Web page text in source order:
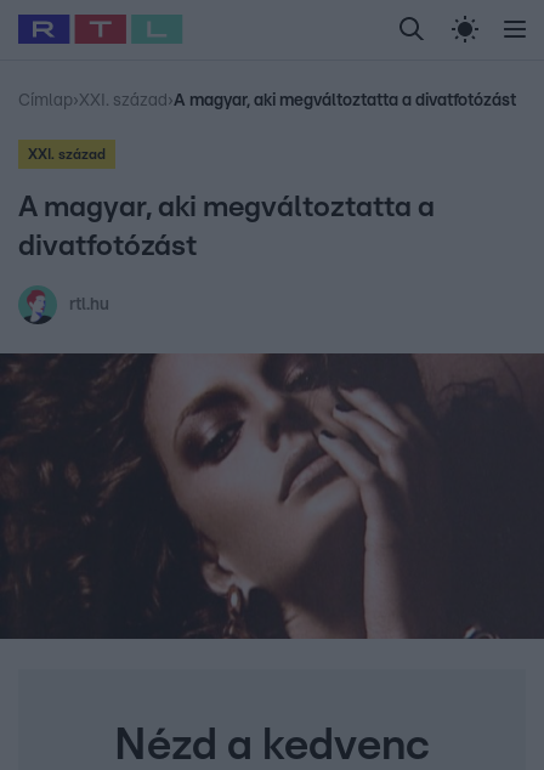
Legfrissebb RTL Híradó Randi Celeb vagyok,
Babits Marcella Most Wanted Gallusz
Címlap›XXI. század ›A magyar, aki megváltoztatta a divatfotózást
XXI. század
A magyar, aki megváltoztatta a
divatfotózást
rtl.hu
Nézd a kedvenc